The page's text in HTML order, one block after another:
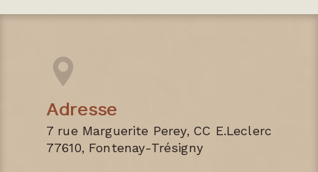
Adresse
7 rue Marguerite Perey, CC E.Leclerc
77610, Fontenay-Trésigny